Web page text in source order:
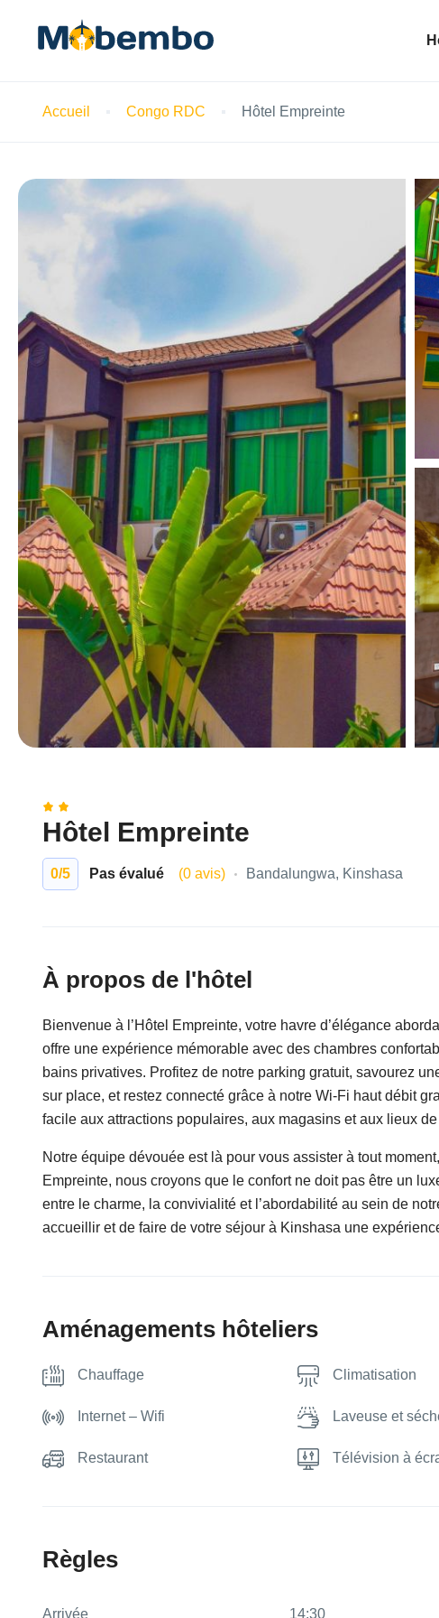
Accueil Congo RDC Hôtel Empreinte
Hôtel Empreinte
0/5 Pas évalué (0 avis) Bandalungwa, Kinshasa
À propos de l'hôtel
Bienvenue à l’Hôtel Empreinte, votre havre d’élégance
offre une expérience mémorable avec des chambres
bains privatives. Profitez de notre parking gratuit, savourez
sur place, et restez connecté grâce à notre Wi-Fi haut débit
facile aux attractions populaires, aux magasins et aux lieux
Notre équipe dévouée est là pour vous assister à tout
Empreinte, nous croyons que le confort ne doit pas être un
entre le charme, la convivialité et l’abordabilité au sein de
accueillir et de faire de votre séjour à Kinshasa une
Aménagements hôteliers
Chauffage Climatisation
Internet – Wifi Laveuse et
Restaurant Télévision à
Règles
Arrivée 14:30